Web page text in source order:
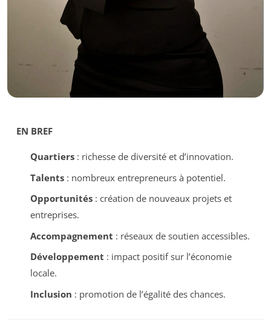
EN BREF
Quartiers: richesse de diversité et d’innovation.
Talents: nombreux entrepreneurs à potentiel.
Opportunités: création de nouveaux projets et
entreprises.
Accompagnement : réseaux de soutien accessibles.
Développement : impact positif sur l’économie
locale.
Inclusion : promotion de l’égalité des chances.